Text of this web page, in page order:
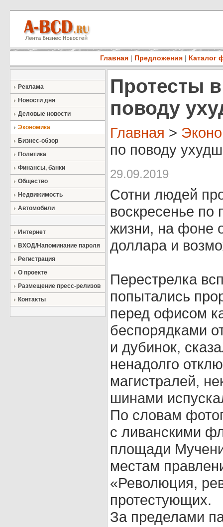
Главная | Предложения | Каталог
Реклама
Новости дня
Деловые новости
Экономика
Бизнес-обзор
Политика
Финансы, банки
Общество
Недвижимость
Автомобили
Интернет
ВХОД/Напоминание пароля
Регистрация
О проекте
Размещение пресс-релизов
Контакты
Протесты
поводу
Главная >
по поводу
29.09.2019
Сотни людей
воскресенье по
жизни, на фоне
доллара и
Перестрелка
попытались
перед офисом
беспорядками
и дубинок,
ненадолго
магистралей,
шинами
По словам
с ливанскими
площади
местам
«Революция,
протестующих.
За пределами